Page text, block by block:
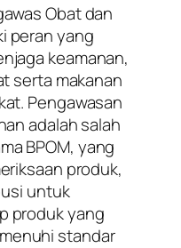
Obat dan
peran yang
keamanan,
serta makanan
Pengawasan
adalah salah
BPOM, yang
produk,
untuk
produk yang
standar